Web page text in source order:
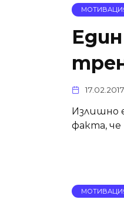
17.02.2017
Излишно
факта,